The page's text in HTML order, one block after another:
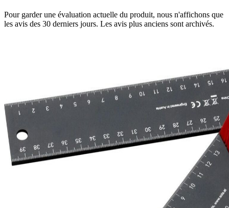
Pour garder une évaluation actuelle du produit, nous n'affichons que
les avis des 30 derniers jours. Les avis plus anciens sont archivés.